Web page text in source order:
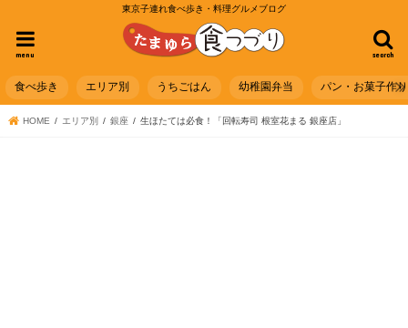
東京子連れ食べ歩き・料理グルメブログ
search
menu
食べ歩き エリア別 うちごはん 幼稚園弁当 パン・お菓子作り
HOME エリア別 銀座 生ほたては必食！「回転寿司 根室花まる 銀座店」